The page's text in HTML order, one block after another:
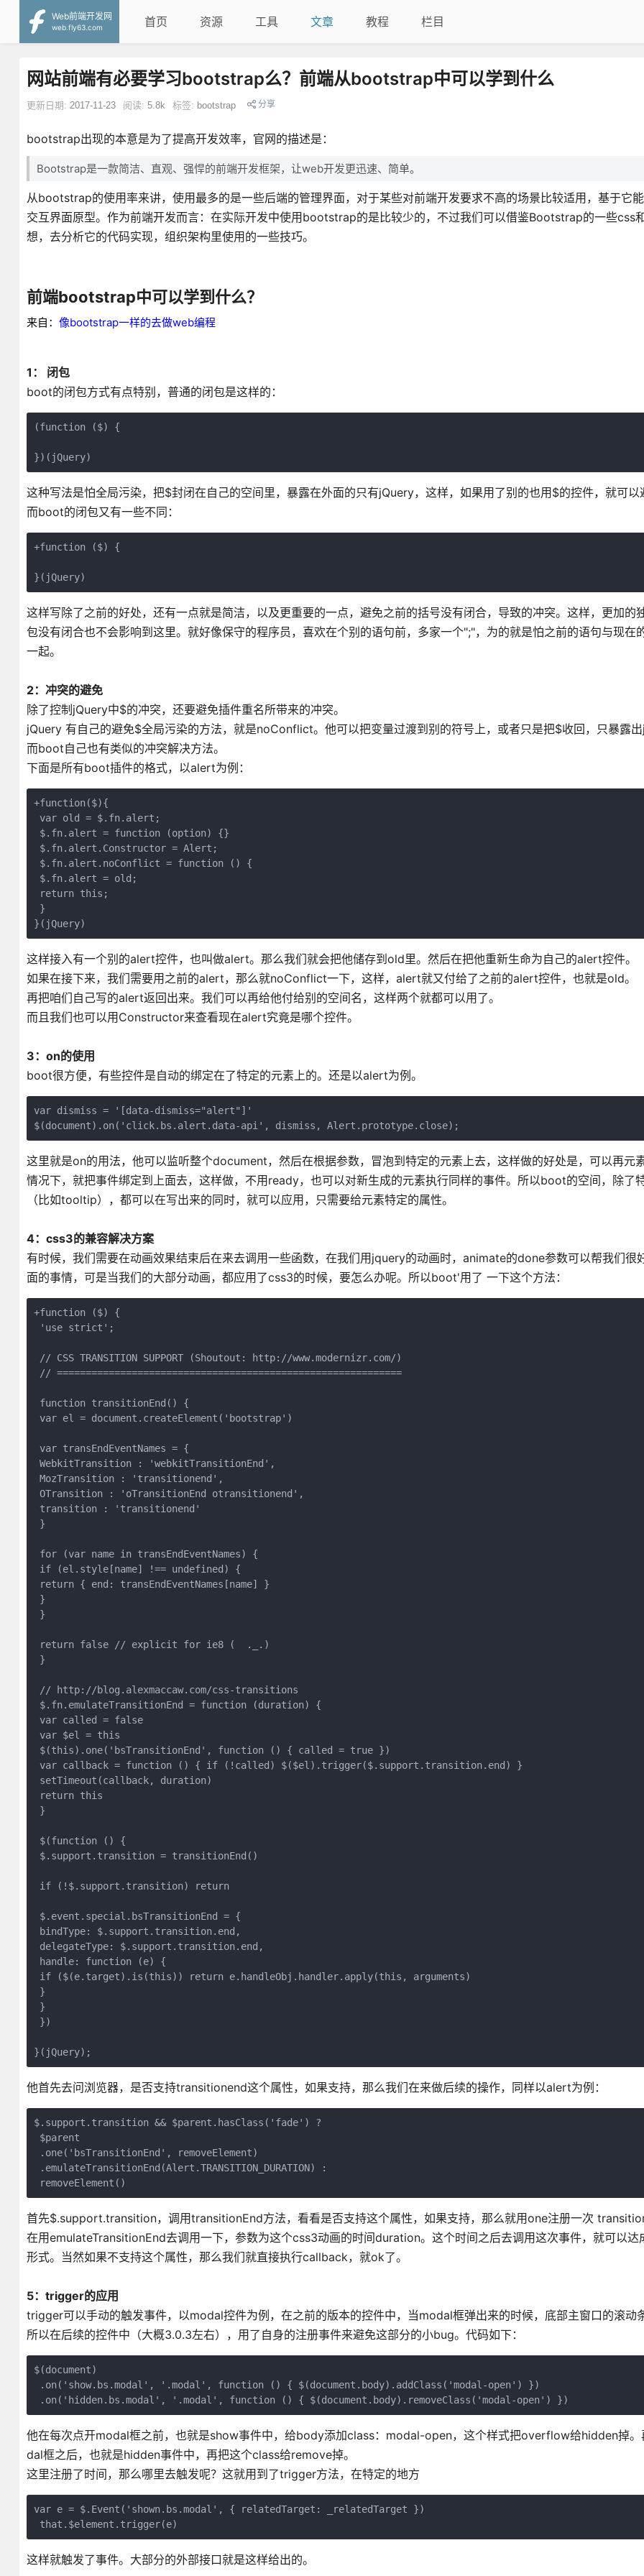
Web前端开发网
web.fly63.com
首页 资源 工具 文章 教程 栏目
网站前端有必要学习bootstrap么？前端从bootstrap中可以学到什么
更新日期: 2017-11-23 阅读: 5.8k 标签: bootstrap 分享
bootstrap出现的本意是为了提高开发效率，官网的描述是：
Bootstrap是一款简洁、直观、强悍的前端开发框架，让web开发更迅速、简单。
从bootstrap的使用率来讲，使用最多的是一些后端的管理界面，对于某些对前端开发要求不高的场景比较适用，基于它
交互界面原型。作为前端开发而言：在实际开发中使用bootstrap的是比较少的，不过我们可以借鉴Bootstrap的一些css
想，去分析它的代码实现，组织架构里使用的一些技巧。
前端bootstrap中可以学到什么？
来自： 像bootstrap一样的去做web编程
1： 闭包
boot的闭包方式有点特别，普通的闭包是这样的：
(function ($) {
})(jQuery)
这种写法是怕全局污染，把$封闭在自己的空间里，暴露在外面的只有jQuery，这样，如果用了别的也用$的控件，就可以
而boot的闭包又有一些不同：
+function ($) {
}(jQuery)
这样写除了之前的好处，还有一点就是简洁，以及更重要的一点，避免之前的括号没有闭合，导致的冲突。这样，更加的
包没有闭合也不会影响到这里。就好像保守的程序员，喜欢在个别的语句前，多家一个";"，为的就是怕之前的语句与现在
一起。
2：冲突的避免
除了控制jQuery中$的冲突，还要避免插件重名所带来的冲突。
jQuery 有自己的避免$全局污染的方法，就是noConflict。他可以把变量过渡到别的符号上，或者只是把$收回，只暴露出
而boot自己也有类似的冲突解决方法。
下面是所有boot插件的格式，以alert为例：
+function($){
var old = $.fn.alert;
$.fn.alert = function (option) {}
$.fn.alert.Constructor = Alert;
$.fn.alert.noConflict = function () {
$.fn.alert = old;
return this;
}
}(jQuery)
这样接入有一个别的alert控件，也叫做alert。那么我们就会把他储存到old里。然后在把他重新生命为自己的alert控件。
如果在接下来，我们需要用之前的alert，那么就noConflict一下，这样，alert就又付给了之前的alert控件，也就是old。
再把咱们自己写的alert返回出来。我们可以再给他付给别的空间名，这样两个就都可以用了。
而且我们也可以用Constructor来查看现在alert究竟是哪个控件。
3：on的使用
boot很方便，有些控件是自动的绑定在了特定的元素上的。还是以alert为例。
var dismiss = '[data-dismiss="alert"]'
$(document).on('click.bs.alert.data-api', dismiss, Alert.prototype.close);
这里就是on的用法，他可以监听整个document，然后在根据参数，冒泡到特定的元素上去，这样做的好处是，可以再元
情况下，就把事件绑定到上面去，这样做，不用ready，也可以对新生成的元素执行同样的事件。所以boot的空间，除了
（比如tooltip），都可以在写出来的同时，就可以应用，只需要给元素特定的属性。
4：css3的兼容解决方案
有时候，我们需要在动画效果结束后在来去调用一些函数，在我们用jquery的动画时，animate的done参数可以帮我们很
面的事情，可是当我们的大部分动画，都应用了css3的时候，要怎么办呢。所以boot'用了 一下这个方法：
+function ($) {
'use strict';
// CSS TRANSITION SUPPORT (Shoutout: http://www.modernizr.com/)
// ============================================================
function transitionEnd() {
var el = document.createElement('bootstrap')
var transEndEventNames = {
WebkitTransition : 'webkitTransitionEnd',
MozTransition : 'transitionend',
OTransition : 'oTransitionEnd otransitionend',
transition : 'transitionend'
}
for (var name in transEndEventNames) {
if (el.style[name] !== undefined) {
return { end: transEndEventNames[name] }
}
}
return false // explicit for ie8 (  ._.)
}
// http://blog.alexmaccaw.com/css-transitions
$.fn.emulateTransitionEnd = function (duration) {
var called = false
var $el = this
$(this).one('bsTransitionEnd', function () { called = true })
var callback = function () { if (!called) $($el).trigger($.support.transition.end) }
setTimeout(callback, duration)
return this
}
$(function () {
$.support.transition = transitionEnd()
if (!$.support.transition) return
$.event.special.bsTransitionEnd = {
bindType: $.support.transition.end,
delegateType: $.support.transition.end,
handle: function (e) {
if ($(e.target).is(this)) return e.handleObj.handler.apply(this, arguments)
}
}
})
}(jQuery);
他首先去问浏览器，是否支持transitionend这个属性，如果支持，那么我们在来做后续的操作，同样以alert为例：
$.support.transition && $parent.hasClass('fade') ?
$parent
.one('bsTransitionEnd', removeElement)
.emulateTransitionEnd(Alert.TRANSITION_DURATION) :
removeElement()
首先$.support.transition，调用transitionEnd方法，看看是否支持这个属性，如果支持，那么就用one注册一次
在用emulateTransitionEnd去调用一下，参数为这个css3动画的时间duration。这个时间之后去调用这次事件，就可以
形式。当然如果不支持这个属性，那么我们就直接执行callback，就ok了。
5：trigger的应用
trigger可以手动的触发事件，以modal控件为例，在之前的版本的控件中，当modal框弹出来的时候，底部主窗口的滚动
所以在后续的控件中（大概3.0.3左右），用了自身的注册事件来避免这部分的小bug。代码如下：
$(document)
.on('show.bs.modal', '.modal', function () { $(document.body).addClass('modal-open') })
.on('hidden.bs.modal', '.modal', function () { $(document.body).removeClass('modal-open') })
他在每次点开modal框之前，也就是show事件中，给body添加class：modal-open，这个样式把overflow给hidden掉。
dal框之后，也就是hidden事件中，再把这个class给remove掉。
这里注册了时间，那么哪里去触发呢？这就用到了trigger方法，在特定的地方
var e = $.Event('shown.bs.modal', { relatedTarget: _relatedTarget })
that.$element.trigger(e)
这样就触发了事件。大部分的外部接口就是这样给出的。